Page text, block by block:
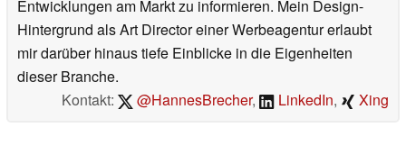
Entwicklungen am Markt zu informieren. Mein Design-
Hintergrund als Art Director einer Werbeagentur erlaubt
mir darüber hinaus tiefe Einblicke in die Eigenheiten
dieser Branche.
Kontakt:
@HannesBrecher, LinkedIn, Xing